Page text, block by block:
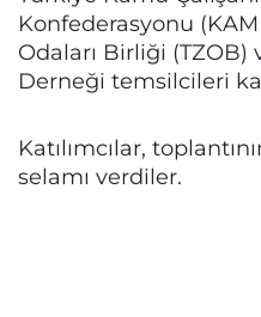
Konfederasyonu
Odaları Birliği
Derneği temsilcileri
Katılımcılar,
selamı verdiler.